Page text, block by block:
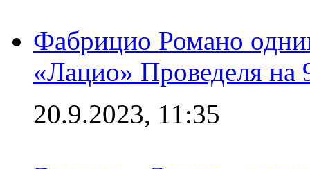
Фабрицио Романо
«Лацио» Проведеля на
20.9.2023, 11:35